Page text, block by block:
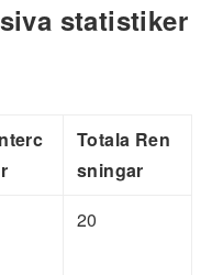
statistiker
Totala Ren
sningar
20